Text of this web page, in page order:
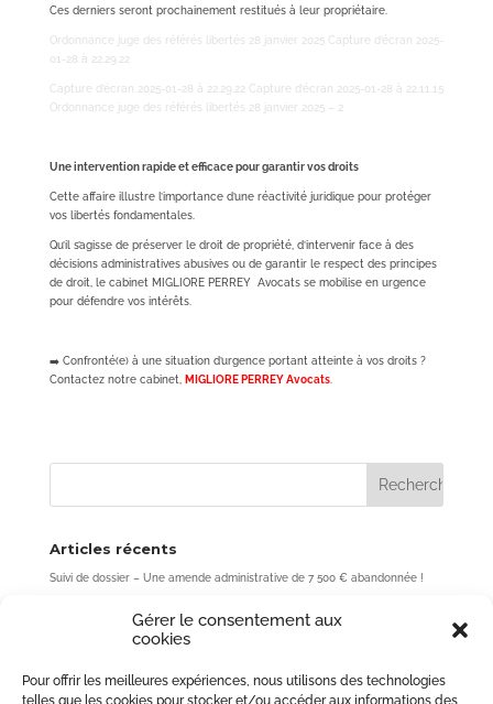
Gérer le consentement aux
cookies
Pour offrir les meilleures expériences, nous utilisons des technologies
telles que les cookies pour stocker et/ou accéder aux informations des
Ces derniers seront prochainement restitués à leur propriétaire.
Ordonnance juge des référés libertés 28 janvier 2025 Capture d’écran 2025-
01-28 à 22.29.22
Capture d’écran 2025-01-28 à 22.29.22
Capture d’écran 2025-01-28 à 22.11.15
Ordonnance juge des référés libertés 28 janvier 2025 – 2
Une intervention rapide et efficace pour garantir vos droits
Cette affaire illustre l’importance d’une réactivité juridique pour protéger
vos libertés fondamentales.
Qu’il s’agisse de préserver le droit de propriété, d’intervenir face à des
décisions administratives abusives ou de garantir le respect des principes
de droit, le cabinet MIGLIORE PERREY Avocats se mobilise en urgence
pour défendre vos intérêts.
➡️ Confronté(e) à une situation d’urgence portant atteinte à vos droits ?
Contactez notre cabinet,
MIGLIORE PERREY Avocats.
Articles récents
Suivi de dossier – Une amende administrative de 7 500 € abandonnée !
de cassation, 3ème chambre civile, 7 mai 2026, n° 24-10.637)
Rupture de période d’essai : une erreur de quelques jours peut coûter
Forfait-jours et accord de performance collective : une limite essentielle